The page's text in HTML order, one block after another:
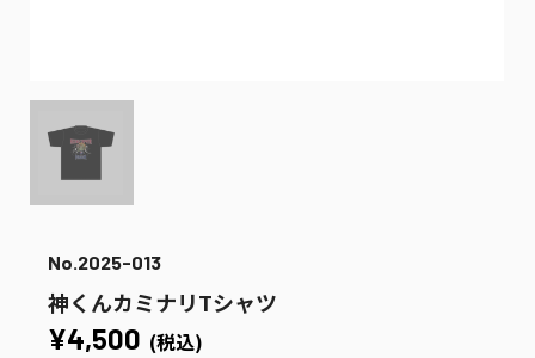
No.2025-013
神くんカミナリTシャツ
¥4,500 (税込)